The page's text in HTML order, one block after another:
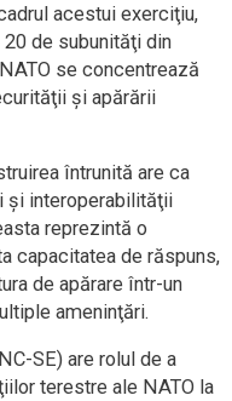
acestui exerciţiu,
de subunităţi din
se concentrează
şi apărării
întrunită are ca
şi interoperabilităţii
reprezintă o
capacitatea de răspuns,
de apărare într-un
ameninţări.
SE) are rolul de a
terestre ale NATO la